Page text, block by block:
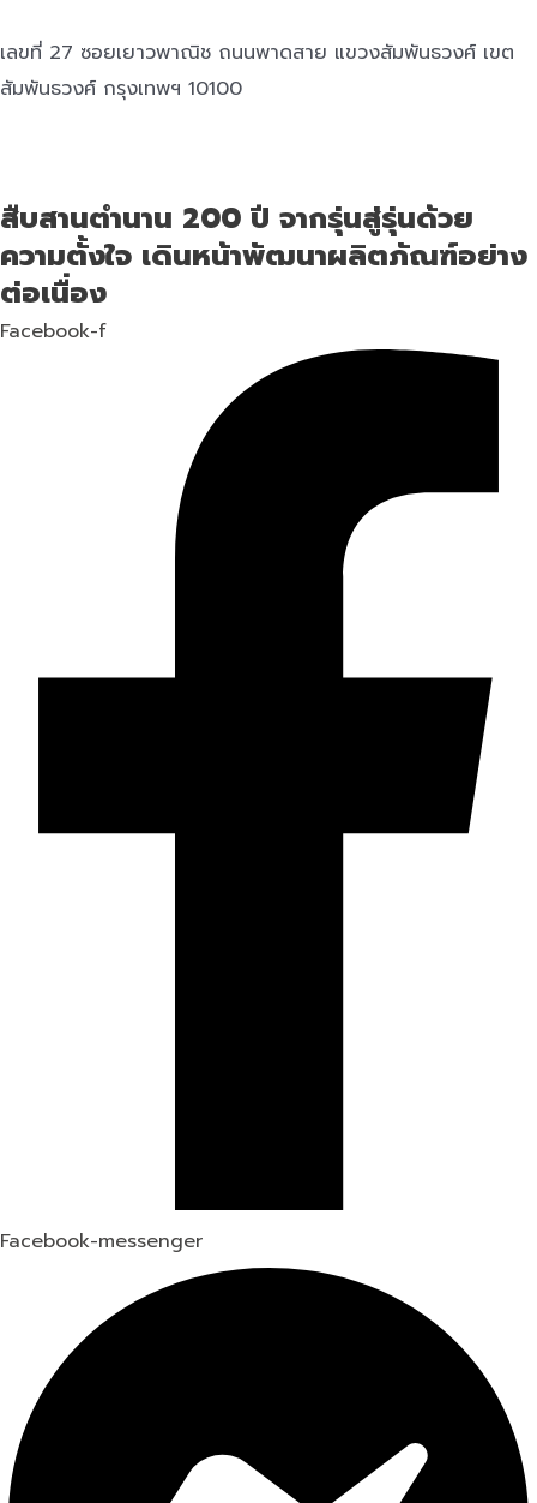
เลขที่ 27 ซอยเยาวพาณิช ถนนพาดสาย แขวงสัมพันธวงศ์ เขต
สัมพันธวงศ์ กรุงเทพฯ 10100
สืบสานตำนาน 200 ปี จากรุ่นสู่รุ่นด้วย
ความตั้งใจ เดินหน้าพัฒนาผลิตภัณฑ์อย่าง
ต่อเนื่อง
Facebook-f
Facebook-messenger